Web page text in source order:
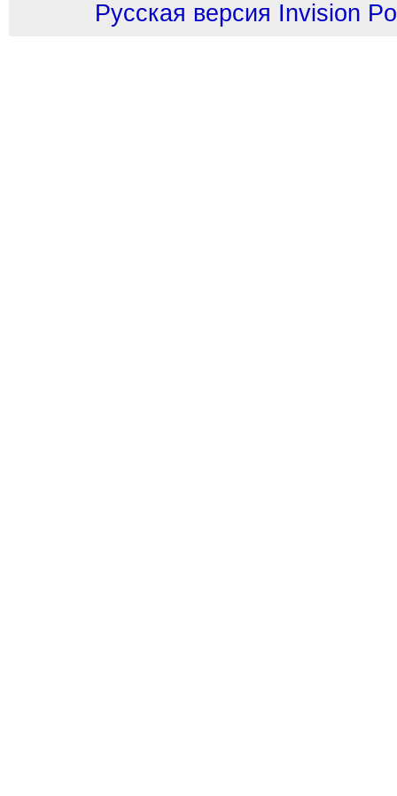
Русская версия Invision